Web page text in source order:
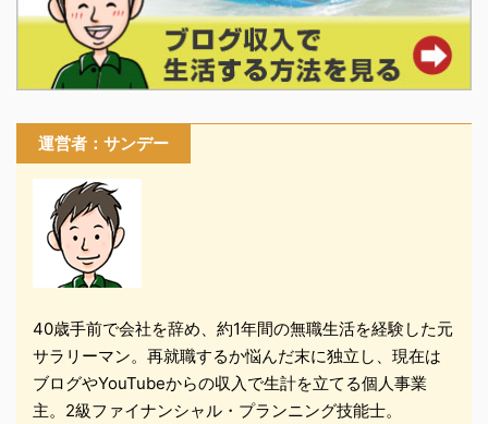
運営者：サンデー
40歳手前で会社を辞め、約1年間の無職生活を経験した元
サラリーマン。再就職するか悩んだ末に独立し、現在は
ブログやYouTubeからの収入で生計を立てる個人事業
主。2級ファイナンシャル・プランニング技能士。